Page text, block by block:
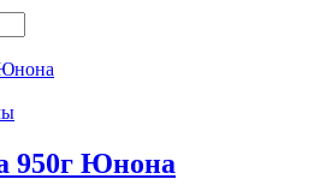
950г Юнона